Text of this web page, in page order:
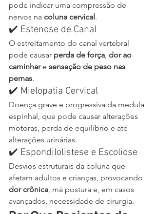
pode indicar uma compressão de
nervos na coluna cervical .
✔️ Estenose de Canal
O estreitamento do canal vertebral
pode causar perda de força, dor ao
caminhar e sensação de peso nas
pernas.
✔️ Mielopatia Cervical
Doença grave e progressiva da medula
espinhal, que pode causar alterações
motoras, perda de equilíbrio e até
alterações urinárias.
✔️ Espondilolistese e Escoliose
Desvios estruturais da coluna que
afetam adultos e crianças, provocando
dor crônica, má postura e, em casos
avançados, necessidade de cirurgia.